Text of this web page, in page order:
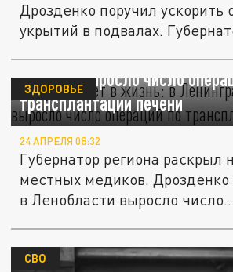
Дрозденко поручил ускорить
укрытий в подвалах.
Второй билет в жизнь: в
области выросло число
трансплантации печени
ЗДОРОВЬЕ
24 АПРЕЛЯ 08:32
Губернатор региона раскрыл
местных медиков.
в Ленобласти выросло число...
СВО